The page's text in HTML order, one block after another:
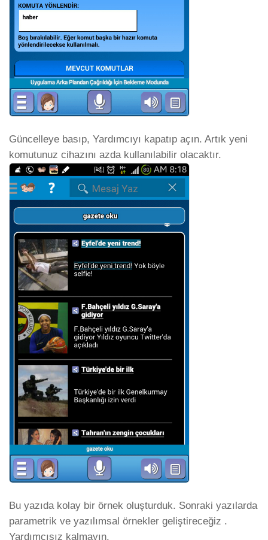
Güncelleye basıp, Yardımcıyı kapatıp açın. Artık yeni
komutunuz cihazını azda kullanılabilir olacaktır.
Bu yazıda kolay bir örnek oluşturduk. Sonraki yazılarda
parametrik ve yazılımsal örnekler geliştireceğiz .
Yardımcısız kalmayın.